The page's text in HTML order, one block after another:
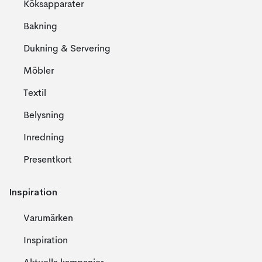
Köksapparater
Bakning
Dukning & Servering
Möbler
Textil
Belysning
Inredning
Presentkort
Inspiration
Varumärken
Inspiration